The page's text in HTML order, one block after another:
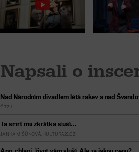
Napsali o
Nad Národním divadlem létá rakev a nad
ČT24
Ta smrt mu zkrátka sluší…
JANKA MIŠÚNOVÁ, KULTURA21.CZ